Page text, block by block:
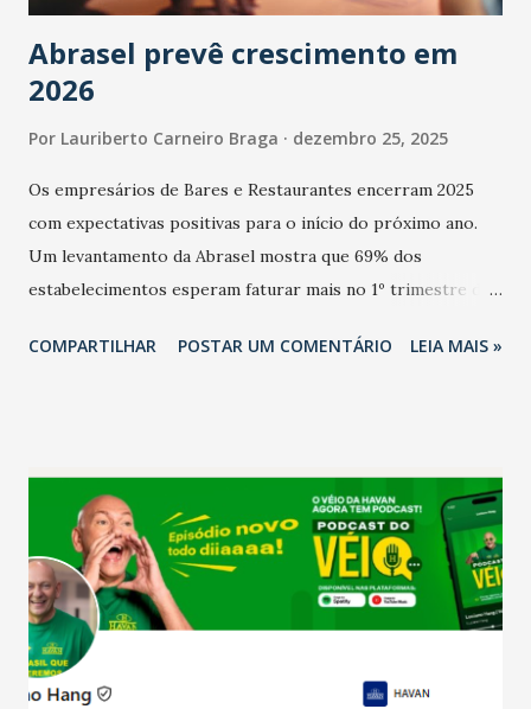
Abrasel prevê crescimento em
2026
Por Lauriberto Carneiro Braga dezembro 25, 2025
Os empresários de Bares e Restaurantes encerram 2025
com expectativas positivas para o início do próximo ano.
Um levantamento da Abrasel mostra que 69% dos
estabelecimentos esperam faturar mais no 1º trimestre de
relação ao último trimestre deste ano, 56% também
confraternizações de fim de ano e pelo pagamento do 13º
Salário para um número maior de trabalhadores, já que o
país tem a menor taxa de desemprego dos anos recentes.
Ainda segundo a Pesquisa, em novembro de 2025, 40% dos
bares e restaurantes operaram com lucro e outros 40%
registraram equilíbrio financeiro. Já o percentual de
estabelecimentos no prejuízo ficou em 19%, pouco abaixo
COMPARTILHAR POSTAR UM COMENTÁRIO LEIA MAIS »